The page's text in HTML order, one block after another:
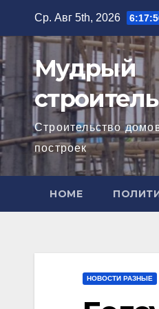
содержимому
Ср. Авг 5th, 2026
Мудрый
строитель
Строительство
построек
HOME
НОВОСТИ РАЗНЫЕ